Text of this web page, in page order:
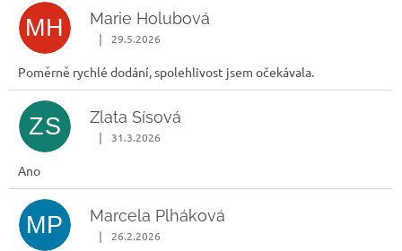
MH Marie Holubová
Hodnocení obchodu je 5 z 5 hvězdiček.
| 29.5.2026
Poměrně rychlé dodání, spolehlivost jsem očekávala.
ZS Zlata Sísová
Hodnocení obchodu je 5 z 5 hvězdiček.
| 31.3.2026
Ano
MP Marcela Plháková
Hodnocení obchodu je 5 z 5 hvězdiček.
| 26.2.2026